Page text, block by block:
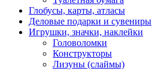
Глобусы, карты, атласы
Деловые подарки и сувениры
Игрушки, значки, наклейки
Головоломки
Конструкторы
Лизуны (слаймы)